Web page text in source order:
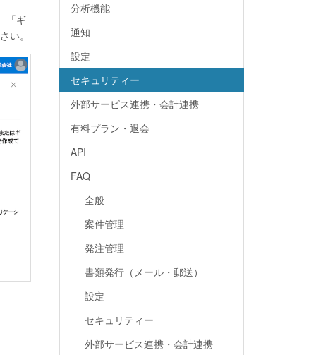
「ギ
い。
分析機能
通知
設定
セキュリティー
外部サービス連携・会計連携
有料プラン・退会
API
FAQ
全般
案件管理
発注管理
書類発行（メール・郵送）
設定
セキュリティー
外部サービス連携・会計連携